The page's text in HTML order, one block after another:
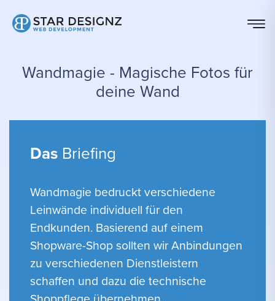
Wandmagie - Magische Fotos für
deine Wand
Das Briefing
Wandmagie bedruckt verschiedene
Leinwände individuell für den
Endkunden. Basierend auf einem
Shopware-Shop sollten wir Anbindungen
zu verschiedenen Dienstleistern
schaffen und dazu die technische